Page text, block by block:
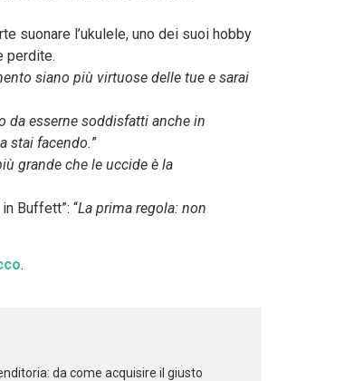
suonare l’ukulele, uno dei suoi hobby
perdite.
siano più virtuose delle tue e sarai
da esserne soddisfatti anche in
stai facendo.”
grande che le uccide è la
Buffett”: “La prima regola: non
.
da come acquisire il giusto